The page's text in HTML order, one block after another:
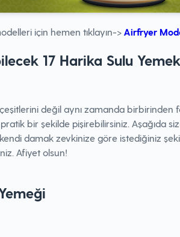
için hemen tıklayın-> Airfryer
17 Harika Sulu Yemek
değil aynı zamanda birbirinden
bir şekilde pişirebilirsiniz. Aşağıda
damak zevkinize göre istediğiniz
Afiyet olsun!